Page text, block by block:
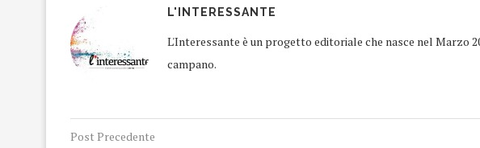
L'INTERESSANTE
L'Interessante è un progetto editoriale che nasce nel Marzo
campano.
Post Precedente